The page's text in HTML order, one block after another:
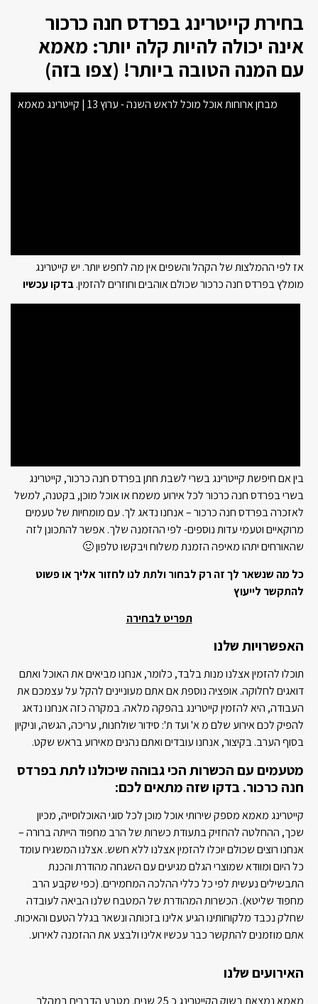
בחירת קייטרינג בפרדס חנה כרכור
אינה יכולה להיות קלה יותר: מאמא
עם המנה הטובה ביותר! (צפו בזה)
מבחן ארוחות אוכל מוכל לראש השנה - ערוץ 13 | קייטרינג מאמא
אז לפי ההמלצות של הקהל והשפים אין מה לחפש יותר. יש קייטרינג
מומלץ בפרדס חנה כרכור שכולם אוהבים וחוזרים להזמין.בדקו עכשיו
בין אם חיפשת קייטרינג בשרי לשבת חתן בפרדס חנה כרכור, קייטרינג
בשרי בפרדס חנה כרכור לכל אירוע משמח או אוכל מוכן, בקטנה, למשל
לאזכרה בפרדס חנה כרכור – אנחנו נדאג לך. עם מומחיות של טעמים
מרוקאיים וטעמי עדות נוספים- לפי ההזמנה שלך. אפשר להתכונן לזה
שהאורחים יתהו מאיפה הזמנת משלוח ויבקשו טלפון 🙂
כל מה שנשאר לך זה רק לבחור ולתת לנו לחזור אליך או פשוט
להתקשר לייעוץ
תפריט לבחירה
האפשרויות שלנו
תוכלו להזמין אצלנו מנות בלבד, כלומר, אנחנו מביאים את האוכל ואתם
דואגים לחלוקה. אופציה נוספת אם אתם מעוניינים להקל על עצמכם את
העבודה, היא להזמין קייטרינג בהפקה מלאה. במקרה כזה אנחנו נדאג
להפיק לכם אירוע שלם מ א' ועד ת': סידור שולחנות, עריכה, הגשה, וניקיון
בסוף הערב. בקיצור, אנחנו עובדים ואתם נהנים מאירוע בראש שקט.
מטעמים עם הכשרות הכי גבוהה שיכולנו לתת בפרדס
חנה כרכור. בדקו שזה מתאים לכם:
קייטרינג מאמא מספק שירותי אוכל מוכן לכל סוגי האוכלוסייה, מכיון
שכך, ההחלטה להחזיק בתעודת כשרות של הרב מחפוד הייתה ברורה –
אנחנו רוצים שכולם יוכלו להזמין אצלנו ללא חשש. אצלנו המשגיח עומד
כל היום ומוודא שמוצרי הגלם מגיעים עם השגחה מהודרת והכנת
התבשילים נעשית לפי כל כללי ההלכה המחמירים. (כפי שקבע הרב
מחפוד שליטא). הכשרות המהודרת של המטבח שלנו הביאה לעובדה
שחלק נכבד מלקוחותינו הגיע אלינו בזכותה ונשאר בגלל הטעם והאיכות.
אתם מוזמנים להתקשר כבר עכשיו אלינו ולבצע את ההזמנה לאירוע.
האירועים שלנו
מאמא נמצאת בשוק הקייטרינג כ 25 שנים. מטבע הדברים במהלך